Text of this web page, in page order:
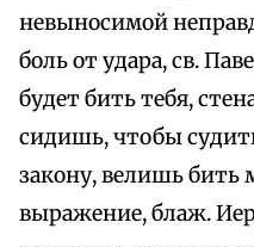
невыносимой
боль от удара, св.
будет бить тебя,
сидишь, чтобы
закону, велишь бить
выражение, блаж.